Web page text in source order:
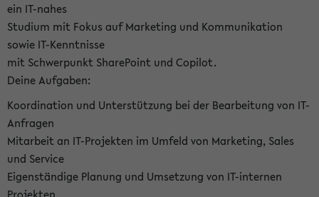
ein IT-nahes
Studium mit Fokus auf Marketing und Kommunikation
sowie IT-Kenntnisse
mit Schwerpunkt SharePoint und Copilot.
Deine Aufgaben:
Koordination und Unterstützung bei der Bearbeitung von IT-
Anfragen
Mitarbeit an IT-Projekten im Umfeld von Marketing, Sales
und Service
Eigenständige Planung und Umsetzung von IT-internen